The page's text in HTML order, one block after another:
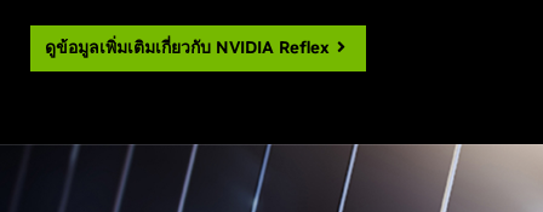
ดูข้อมูลเพิ่มเติมเกี่ยวกับ NVIDIA Reflex